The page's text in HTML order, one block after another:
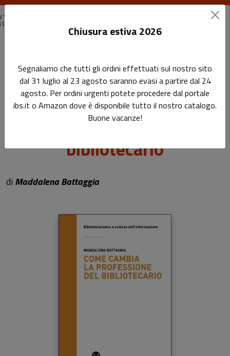
Come cambia la professione del bibliotecario
Come cambia la
professione del
bibliotecario
di Maddalena Battaggia
Chiusura estiva 2026
Segnaliamo che tutti gli ordini effettuati sul nostro sito
dal 31 luglio al 23 agosto saranno evasi a partire dal 24
agosto. Per ordini urgenti potete procedere dal portale
ibs.it o Amazon dove è disponibile tutto il nostro catalogo.
Buone vacanze!